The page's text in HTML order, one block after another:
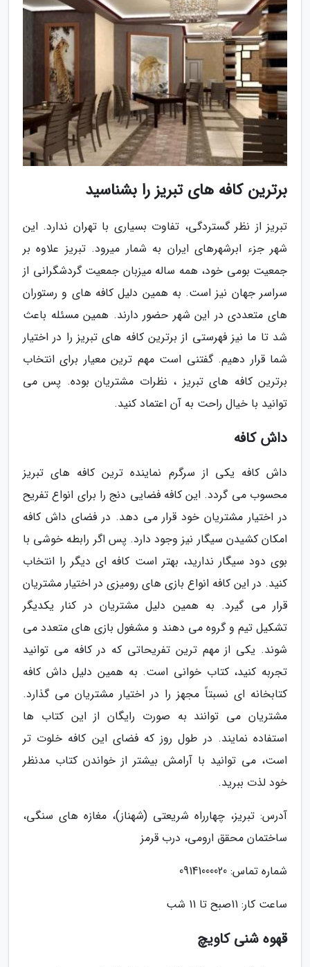
برترین کافه های تبریز را بشناسید
تبریز از نظر گستردگی، تفاوت بسیاری با تهران ندارد. این
شهر جزء ابرشهرهای ایران به شمار میرود. تبریز علاوه بر
جمعیت بومی خود، همه ساله میزبان جمعیت گردشگرانی از
سراسر جهان نیز است. به همین دلیل کافه های و رستوران
های متعددی در این شهر حضور دارند. همین مسئله باعث
شد تا ما نیز فهرستی از برترین کافه های تبریز را در اختیار
شما قرار دهیم. گفتنی است مهم ترین معیار برای انتخاب
برترین کافه های تبریز ، نظرات مشتریان بوده. پس می
توانید با خیال راحت به آن اعتماد کنید.
داش کافه
داش کافه یکی از سرگرم نماینده ترین کافه های تبریز
محسوب می گردد. این کافه فضایی دنج را برای انواع تفریح
در اختیار مشتریان خود قرار می دهد. در فضای داش کافه
امکان کشیدن سیگار نیز وجود دارد. پس اگر رابطه خوشی با
بوی دود سیگار ندارید، بهتر است کافه ای دیگر را انتخاب
کنید. در این کافه انواع بازی های رومیزی در اختیار مشتریان
قرار می گیرد. به همین دلیل مشتریان در کنار یکدیگر
تشکیل تیم و گروه می دهند و مشغول بازی های متعدد می
شوند. یکی از مهم ترین تفریحاتی که در کافه می توانید
تجربه کنید، کتاب خوانی است. به همین دلیل داش کافه
کتابخانه ای نسبتاً مجهز را در اختیار مشتریان می گذارد.
مشتریان می توانند به صورت رایگان از این کتاب ها
استفاده نمایند. در طول روز که فضای این کافه خلوت تر
است، می توانید با آرامش بیشتر از خواندن کتاب مدنظر
خود لذت ببرید.
آدرس: تبریز، چهارراه شریعتی (شهناز)، مغازه های سنگی،
ساختمان محقق ارومی، درب قرمز
شماره تماس: 09141000020
ساعت کار: 11صبح تا 11 شب
قهوه شنی کاویچ